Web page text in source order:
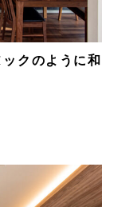
クのように和